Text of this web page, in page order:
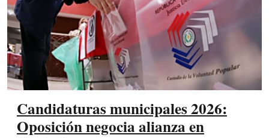
Candidaturas municipales 2026:
Oposición negocia alianza en